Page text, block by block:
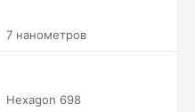
7 нанометров
Hexagon 698